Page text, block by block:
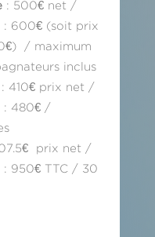
: 500€ net /
: 600€ (soit prix
/ maximum
inclus
410€ prix net /
: 480€ /
prix net /
: 950€ TTC / 30